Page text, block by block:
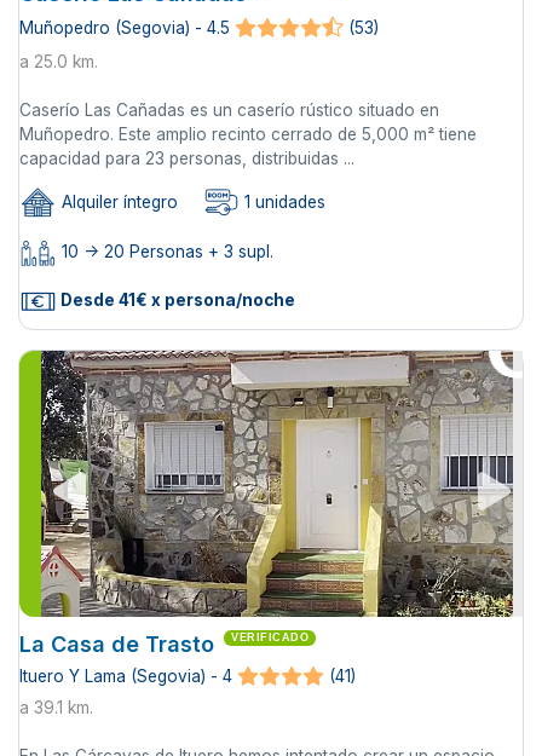
Muñopedro (Segovia) - 4.5
(53)
a 25.0 km.
Caserío Las Cañadas es un caserío rústico situado en
Muñopedro. Este amplio recinto cerrado de 5,000 m² tiene
capacidad para 23 personas, distribuidas ...
Alquiler íntegro 1 unidades
10 -> 20 Personas + 3 supl.
Desde 41€ x persona/noche
La Casa de Trasto VERIFICADO
Ituero Y Lama (Segovia) - 4
(41)
a 39.1 km.